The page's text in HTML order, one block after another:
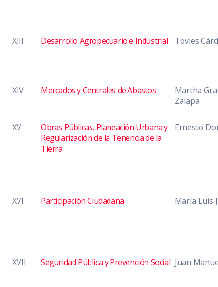
XIII Desarrollo Agropecuario e Industrial Tovies
XIV Mercados y Centrales de Abastos
Martha
Zalapa
XV
Obras Públicas, Planeación Urbana y
Regularización de la Tenencia de la
Tierra
Ernesto
XVI Participación Ciudadana María Luis
XVII Seguridad Pública y Prevención Social Juan